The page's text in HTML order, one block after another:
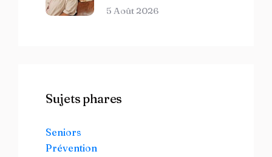
5 Août 2026
Sujets phares
Seniors
Prévention